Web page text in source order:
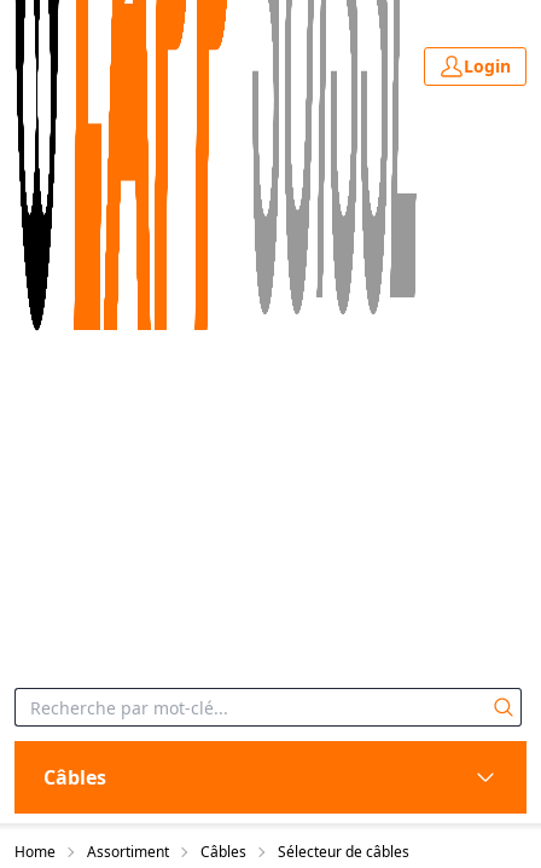
Login
Câbles
Home Assortiment Câbles Sélecteur de câbles